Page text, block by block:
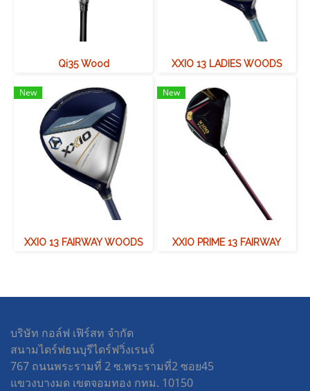
Qi35 Wood XXIO 13 LADIES WOODS
New
XXIO 13 FAIRWAY WOODS
New
XXIO PRIME 13 FAIRWAY
บริษัท กอล์ฟ เฟิร์สท จำกัด
สนามไดร์ฟธนบุรีไดร์ฟวิ่งเรนจ์
767 ถนนพระรามที่ 2 ซ.พระรามที่2 ซอย45
แขวงบางมด เขตจอมทอง กทม. 10150